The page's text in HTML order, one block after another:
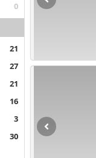
0
21
27
21
16
3
30